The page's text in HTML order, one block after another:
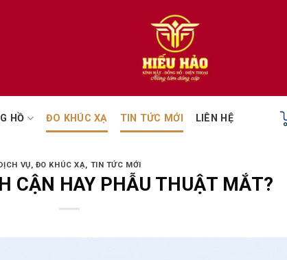
HỒ ĐO KHÚC XẠ TIN TỨC MỚI LIÊN HỆ
VỤ, ĐO KHÚC XẠ, TIN TỨC MỚI
CẬN HAY PHẪU THUẬT MẮT?